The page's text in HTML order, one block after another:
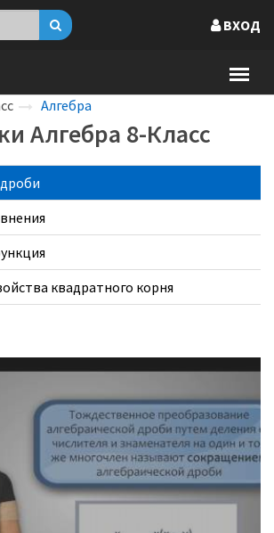
ВХОД
Алгебра
Алгебра 8-Класс
квадратного корня